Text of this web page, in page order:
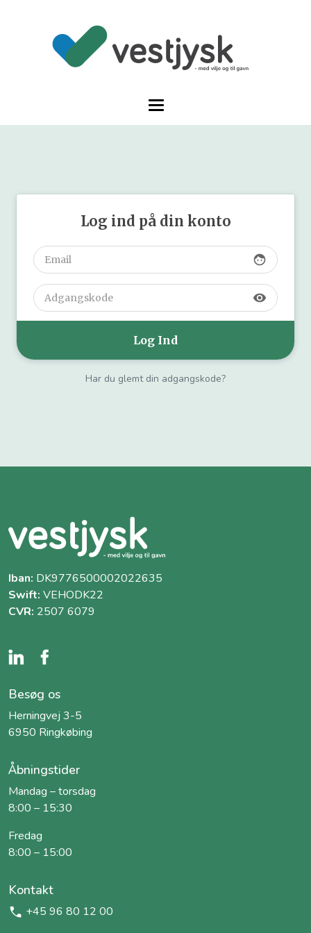
Log ind på din konto
face
visibility
Har du glemt din adgangskode?
Iban: DK9776500002022635
Swift: VEHODK22
CVR: 2507 6079
Besøg os
Herningvej 3-5
6950 Ringkøbing
Åbningstider
Mandag – torsdag
8:00 – 15:30
Fredag
8:00 – 15:00
Kontakt
+45 96 80 12 00